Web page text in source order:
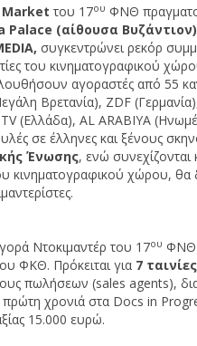
Market του 17ου ΦΝΘ
Palace (αίθουσα
συγκεντρώνει ρεκόρ
του κινηματογραφικού
αγοραστές από 55
Βρετανία), ZDF
(Ελλάδα), AL ARABIYA
σε έλληνες και ξένους
Ένωσης, ενώ συνεχίζονται
κινηματογραφικού χώρου,
Ντοκιμαντέρ του 17ου ΦΝΘ
ΦΚΘ. Πρόκειται για 7 ταινίες
πωλήσεων (sales agents),
χρονιά στα Docs in
15.000 ευρώ.